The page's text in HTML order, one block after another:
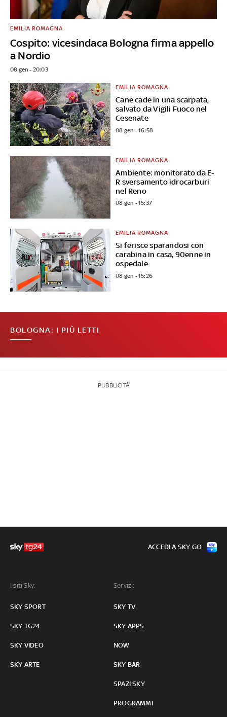
Cospito: vicesindaca Bologna firma appello
a Nordio
EMILIA ROMAGNA
08 gen - 20:03
Cane cade in una scarpata,
salvato da Vigili Fuoco nel
Cesenate
EMILIA ROMAGNA
08 gen - 16:58
Ambiente: monitorato da E-
R sversamento idrocarburi
nel Reno
EMILIA ROMAGNA
08 gen - 15:37
Si ferisce sparandosi con
carabina in casa, 90enne in
ospedale
EMILIA ROMAGNA
08 gen - 15:26
BOLOGNA: I PIÙ LETTI
PUBBLICITÀ
I siti Sky:
SKY SPORT
SKY TG24
SKY VIDEO
SKY ARTE
Servizi:
SKY TV
SKY APPS
NOW
SKY BAR
SPAZI SKY
PROGRAMMI
ACCEDI A SKY GO